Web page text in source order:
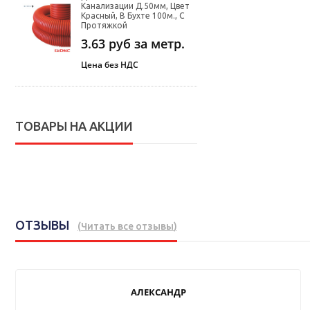
Канализации Д.50мм, Цвет
Красный, В Бухте 100м., С
Протяжкой
3.63 руб за метр.
Цена без НДС
ТОВАРЫ НА АКЦИИ
ОТЗЫВЫ (Читать все отзывы)
АЛЕКСАНДР